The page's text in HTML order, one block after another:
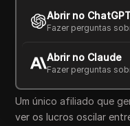
Abrir no
Fazer perguntas
Abrir no Claude
Fazer perguntas
Mariana
26 mai 2026 7
Copy Link
Um único afiliado que
ver os lucros oscilar